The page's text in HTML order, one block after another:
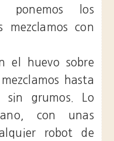
los
mezclamos con
el huevo sobre
hasta
grumos. Lo
con unas
robot de